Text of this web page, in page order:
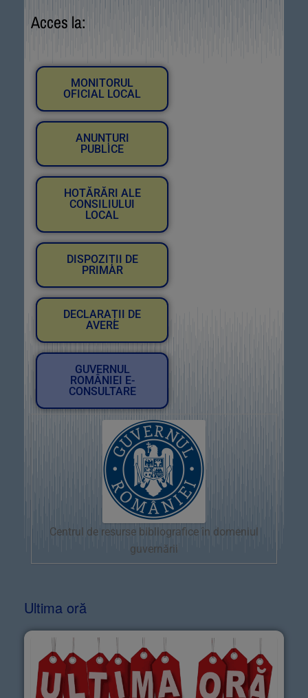
Acces la:
MONITORUL
OFICIAL LOCAL
ANUNȚURI
PUBLICE
HOTĂRĂRI ALE
CONSILIULUI
LOCAL
DISPOZIȚII DE
PRIMAR
DECLARAȚII DE
AVERE
GUVERNUL
ROMÂNIEI E-
CONSULTARE
Centrul de resurse bibliografice în domeniul
guvernării
Ultima oră